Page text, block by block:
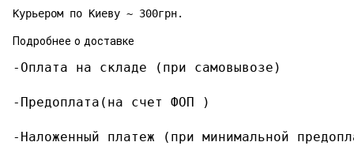
Курьером по Киеву ~ 300грн.
Подробнее о доставке
-Оплата на складе (при самовывозе)
-Предоплата(на счет ФОП )
-Наложенный платеж (при минимальной